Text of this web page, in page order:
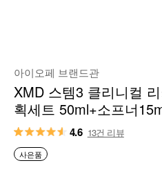
아이오페 브랜드관
XMD 스템3 클리니컬
획세트 50ml+소프너
15ml
4.6 13건 리뷰
사은품